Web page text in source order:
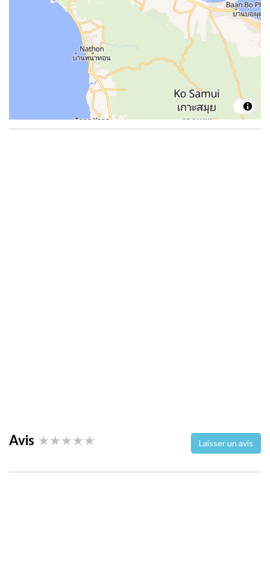
Avis Laisser un avis